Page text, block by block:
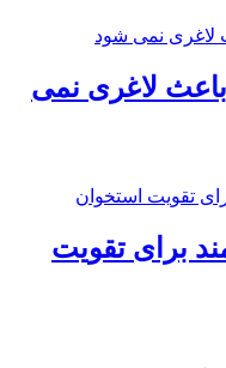
لاغری نمی
برای تقویت